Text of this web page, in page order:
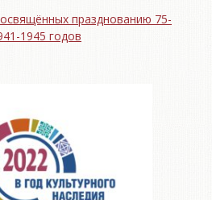
празднованию 75-
1945 годов